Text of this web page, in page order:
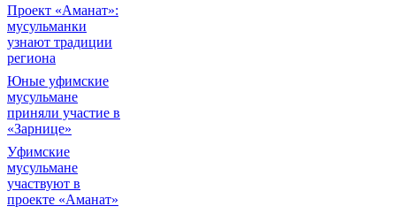
Проект «Аманат»:
мусульманки
узнают традиции
региона
Юные уфимские
мусульмане
приняли участие в
«Зарнице»
Уфимские
мусульмане
участвуют в
проекте «Аманат»